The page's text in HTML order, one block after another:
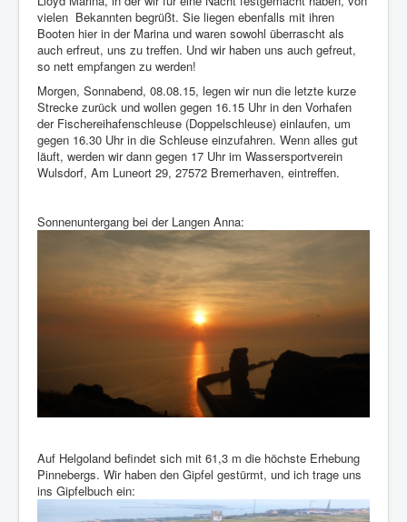
vielen Bekannten begrüßt. Sie liegen ebenfalls mit ihren
Booten hier in der Marina und waren sowohl überrascht als
auch erfreut, uns zu treffen. Und wir haben uns auch gefreut,
so nett empfangen zu werden!
Morgen, Sonnabend, 08.08.15, legen wir nun die letzte kurze
Strecke zurück und wollen gegen 16.15 Uhr in den Vorhafen
der Fischereihafenschleuse (Doppelschleuse) einlaufen, um
gegen 16.30 Uhr in die Schleuse einzufahren. Wenn alles gut
läuft, werden wir dann gegen 17 Uhr im Wassersportverein
Wulsdorf, Am Luneort 29, 27572 Bremerhaven, eintreffen.
Sonnenuntergang bei der Langen Anna:
Auf Helgoland befindet sich mit 61,3 m die höchste Erhebung
Pinnebergs. Wir haben den Gipfel gestürmt, und ich trage uns
ins Gipfelbuch ein: